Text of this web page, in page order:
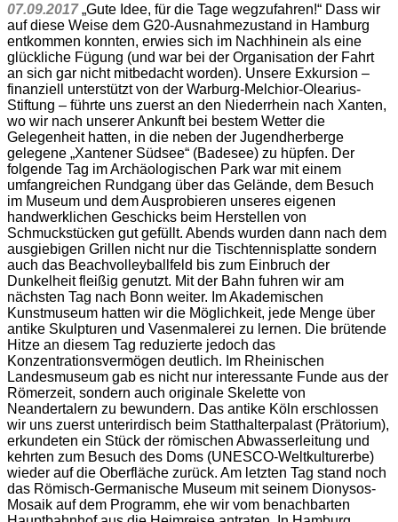
07.09.2017 „Gute Idee, für die Tage wegzufahren!“ Dass wir
auf diese Weise dem G20-Ausnahmezustand in Hamburg
entkommen konnten, erwies sich im Nachhinein als eine
glückliche Fügung (und war bei der Organisation der Fahrt
an sich gar nicht mitbedacht worden). Unsere Exkursion –
finanziell unterstützt von der Warburg-Melchior-Olearius-
Stiftung – führte uns zuerst an den Niederrhein nach Xanten,
wo wir nach unserer Ankunft bei bestem Wetter die
Gelegenheit hatten, in die neben der Jugendherberge
gelegene „Xantener Südsee“ (Badesee) zu hüpfen. Der
folgende Tag im Archäologischen Park war mit einem
umfangreichen Rundgang über das Gelände, dem Besuch
im Museum und dem Ausprobieren unseres eigenen
handwerklichen Geschicks beim Herstellen von
Schmuckstücken gut gefüllt. Abends wurden dann nach dem
ausgiebigen Grillen nicht nur die Tischtennisplatte sondern
auch das Beachvolleyballfeld bis zum Einbruch der
Dunkelheit fleißig genutzt. Mit der Bahn fuhren wir am
nächsten Tag nach Bonn weiter. Im Akademischen
Kunstmuseum hatten wir die Möglichkeit, jede Menge über
antike Skulpturen und Vasenmalerei zu lernen. Die brütende
Hitze an diesem Tag reduzierte jedoch das
Konzentrationsvermögen deutlich. Im Rheinischen
Landesmuseum gab es nicht nur interessante Funde aus der
Römerzeit, sondern auch originale Skelette von
Neandertalern zu bewundern. Das antike Köln erschlossen
wir uns zuerst unterirdisch beim Statthalterpalast (Prätorium),
erkundeten ein Stück der römischen Abwasserleitung und
kehrten zum Besuch des Doms (UNESCO-Weltkulturerbe)
wieder auf die Oberfläche zurück. Am letzten Tag stand noch
das Römisch-Germanische Museum mit seinem Dionysos-
Mosaik auf dem Programm, ehe wir vom benachbarten